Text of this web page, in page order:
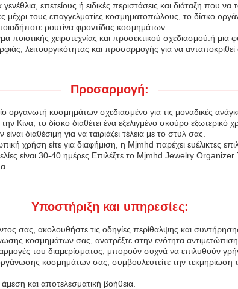
επετείους ή ειδικές περιστάσεις.και διάταξη που
τους επαγγελματίες κοσμηματοπώλους, το δίσκο
ρουτίνα φροντίδας κοσμημάτων.
ποιοτικής χειροτεχνίας και προσεκτικού σχεδιασμού.ή
λειτουργικότητας και προσαρμογής για να ανταποκριθεί
Προσαρμογή:
κοσμημάτων σχεδιασμένο για τις μοναδικές
το δίσκο διαθέτει ένα εξελιγμένο σκούρο εξωτερικό
διαθέσιμη για να ταιριάζει τέλεια με το στυλ σας.
χρήση είτε για διαφήμιση, η Mjmhd παρέχει ευέλικτες
είναι 30-40 ημέρες.Επιλέξτε το Mjmhd Jewelry Organizer
Υποστήριξη και υπηρεσίες:
σας, ακολουθήστε τις οδηγίες περίθαλψης και
κοσμημάτων σας, ανατρέξτε στην ενότητα
του διαμερίσματος, μπορούν συχνά να επιλυθούν
κοσμημάτων σας, συμβουλευτείτε την τεκμηρίωση
και αποτελεσματική βοήθεια.